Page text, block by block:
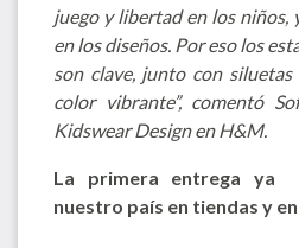
juego y libertad en los niños,
en los diseños. Por eso los
son clave, junto con
color vibrante”, comentó
Kidswear Design en H&M.
La primera entrega ya
nuestro país en tiendas y en